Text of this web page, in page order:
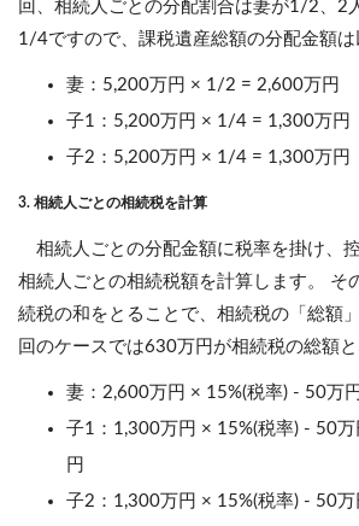
回、相続人ごとの分配割合は妻が1/2、2
1/4ですので、課税遺産総額の分配金額は
妻：5,200万円 × 1/2 = 2,600万円
子1：5,200万円 × 1/4 = 1,300万円
子2：5,200万円 × 1/4 = 1,300万円
3. 相続人ごとの相続税を計算
相続人ごとの分配金額に税率を掛け、
相続人ごとの相続税額を計算します。 そ
続税の和をとることで、相続税の「総額
回のケースでは630万円が相続税の総額と
妻：2,600万円 × 15%(税率) - 50万
子1：1,300万円 × 15%(税率) - 50万
円
子2：1,300万円 × 15%(税率) - 50万